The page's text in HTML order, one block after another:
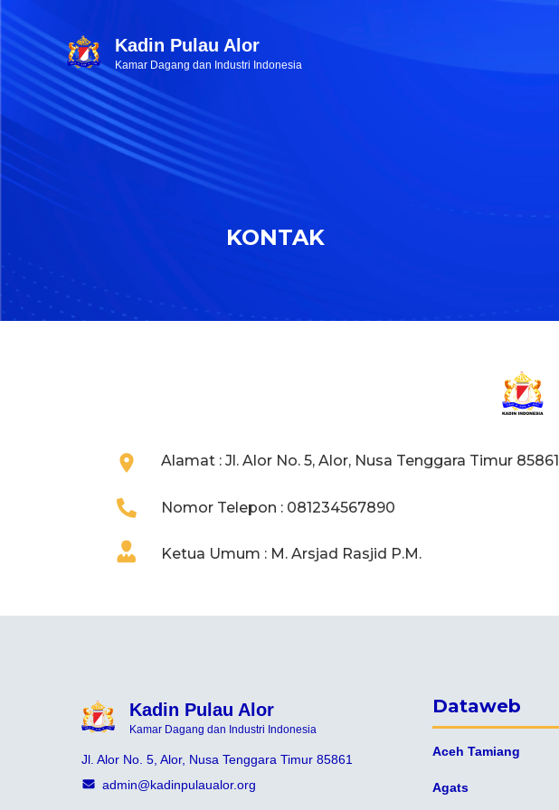
Kadin Pulau Alor
Kamar Dagang dan Industri Indonesia
KONTAK
Alamat : Jl. Alor No. 5, Alor, Nusa Tenggara Timur 85861
Nomor Telepon : 081234567890
Ketua Umum : M. Arsjad Rasjid P.M.
Kadin Pulau Alor
Kamar Dagang dan Industri Indonesia
Jl. Alor No. 5, Alor, Nusa Tenggara Timur 85861
admin@kadinpulaualor.org
Dataweb
Aceh Tamiang
Agats